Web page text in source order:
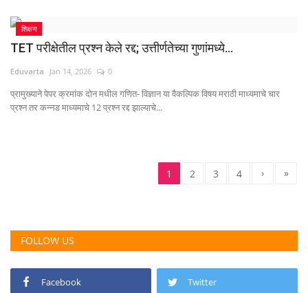
शिक्षण
TET परीक्षेतील प्रश्न केले रद्द; उत्तीर्णतेच्या गुणांमध्ये...
Eduvarta Jan 14, 2026 0
प्रामुख्याने पेपर क्रमांक दोन मधील गणित- विज्ञान या वैकल्पिक विषय मराठी माध्यमाचे चार
प्रश्न तर कन्नड माध्यमाचे 12 प्रश्न रद्द झाल्याचे...
1 2 3 4 › »
FOLLOW US
Facebook Twitter